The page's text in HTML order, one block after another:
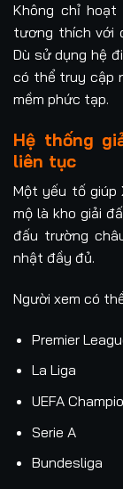
Không chỉ
tương thích với
Dù sử dụng hệ
có thể truy cập
mềm phức tạp.
Hệ thống
liên tục
Một yếu tố giúp
mộ là kho giải
đấu trường
nhật đầy đủ.
Người xem có
Premier
La Liga
UEFA
Serie A
Bundesliga